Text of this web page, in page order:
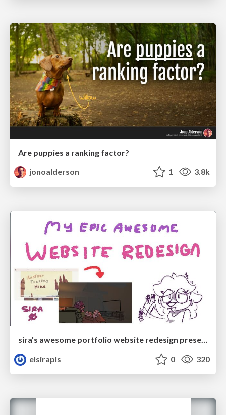
Are puppies a ranking factor?
jonoalderson
1 3.8k
sira's awesome portfolio website redesign presentation
elsirapls
0 320